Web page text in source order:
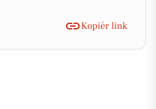
Kopiér link